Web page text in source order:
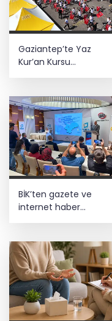
Gaziantep’te Yaz
Kur’an Kursu
öğrencilerine bisikletli
BİK’ten gazete ve
internet haber